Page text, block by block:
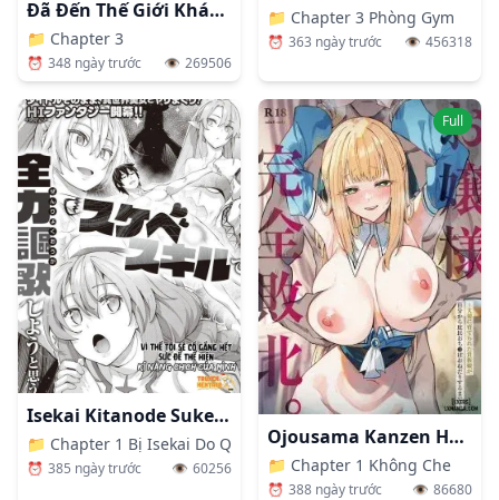
Đã Đến Thế Giới Khác Thì Tôi Nghĩ Mình Cũng Nên Dùng Ma Thuật Để Làm Mấy Trò Biến Thái Chứ Nhỉ
📁 Chapter 3
⏰ 348 ngày trước 👁️ 269506
📁 Chapter 3 Phòng Gym
⏰ 363 ngày trước 👁️ 456318
Isekai Kitanode Sukebe Skill De Zenryoku Ouka Siyouto Omou
📁 Chapter 1 Bị Isekai Do Quay Tay Quá Độ, Tôi Tiếp Tục
⏰ 385 ngày trước 👁️ 60256
Full
Ojousama Kanzen Haiboku.~Taisetsu Ni Sodaterareta Kizoku Musume Ga Jibun Kara Shomin Ochinpo Onedari Surumade~
📁 Chapter 1 Không Che
⏰ 388 ngày trước 👁️ 86680